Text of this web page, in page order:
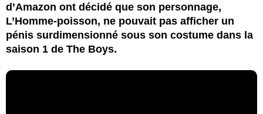
d’Amazon ont décidé que son personnage,
L’Homme-poisson, ne pouvait pas afficher un
pénis surdimensionné sous son costume dans la
saison 1 de The Boys.